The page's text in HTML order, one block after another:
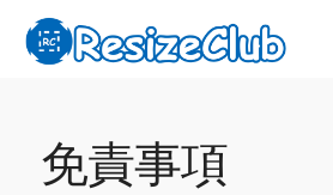
免責事項